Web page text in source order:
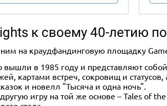
к своему 40-летию
на краудфандинговую площадку
в 1985 году и представляют
картами встреч, сокровищ и
и новелл "Тысяча и одна ночь".
игру на той же основе – Tales of